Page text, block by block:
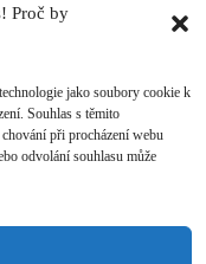
Proč by
jako soubory cookie k
Souhlas s těmito
při procházení webu
odvolání souhlasu může